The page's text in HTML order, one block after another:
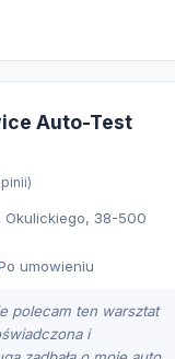
Auto-Test
Okulickiego, 38-500
umowieniu
polecam ten warsztat
i